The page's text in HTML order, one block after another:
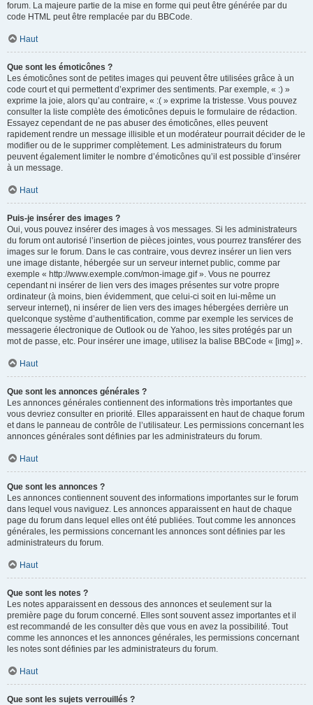
forum. La majeure partie de la mise en forme qui peut être générée par du
code HTML peut être remplacée par du BBCode.
Haut
Que sont les émoticônes ?
Les émoticônes sont de petites images qui peuvent être utilisées grâce à un
code court et qui permettent d’exprimer des sentiments. Par exemple, « :) »
exprime la joie, alors qu’au contraire, « :( » exprime la tristesse. Vous pouvez
consulter la liste complète des émoticônes depuis le formulaire de rédaction.
Essayez cependant de ne pas abuser des émoticônes, elles peuvent
rapidement rendre un message illisible et un modérateur pourrait décider de le
modifier ou de le supprimer complètement. Les administrateurs du forum
peuvent également limiter le nombre d’émoticônes qu’il est possible d’insérer
à un message.
Haut
Puis-je insérer des images ?
Oui, vous pouvez insérer des images à vos messages. Si les administrateurs
du forum ont autorisé l’insertion de pièces jointes, vous pourrez transférer des
images sur le forum. Dans le cas contraire, vous devrez insérer un lien vers
une image distante, hébergée sur un serveur internet public, comme par
exemple « http://www.exemple.com/mon-image.gif ». Vous ne pourrez
cependant ni insérer de lien vers des images présentes sur votre propre
ordinateur (à moins, bien évidemment, que celui-ci soit en lui-même un
serveur internet), ni insérer de lien vers des images hébergées derrière un
quelconque système d’authentification, comme par exemple les services de
messagerie électronique de Outlook ou de Yahoo, les sites protégés par un
mot de passe, etc. Pour insérer une image, utilisez la balise BBCode « [img] ».
Haut
Que sont les annonces générales ?
Les annonces générales contiennent des informations très importantes que
vous devriez consulter en priorité. Elles apparaissent en haut de chaque forum
et dans le panneau de contrôle de l’utilisateur. Les permissions concernant les
annonces générales sont définies par les administrateurs du forum.
Haut
Que sont les annonces ?
Les annonces contiennent souvent des informations importantes sur le forum
dans lequel vous naviguez. Les annonces apparaissent en haut de chaque
page du forum dans lequel elles ont été publiées. Tout comme les annonces
générales, les permissions concernant les annonces sont définies par les
administrateurs du forum.
Haut
Que sont les notes ?
Les notes apparaissent en dessous des annonces et seulement sur la
première page du forum concerné. Elles sont souvent assez importantes et il
est recommandé de les consulter dès que vous en avez la possibilité. Tout
comme les annonces et les annonces générales, les permissions concernant
les notes sont définies par les administrateurs du forum.
Haut
Que sont les sujets verrouillés ?